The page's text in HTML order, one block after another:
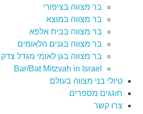
בר מצווה בציפורי
בר מצווה במוצא
בר מצווה בבית אלפא
בר מצווה בגנים הלאומים
בר מצווה בגן לאומי מגדל צדק
Bar/Bat Mitzvah in Israel
טיולי בני מצווה בעולם
חוגגים מספרים
צרו קשר